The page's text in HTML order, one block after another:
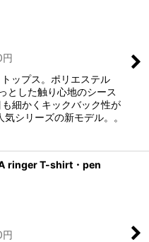
円
ップス。ポリエステル
とした触り心地のシース
細かくキックバック性が
シリーズの新モデル。。
ringer T-shirt・pen
円